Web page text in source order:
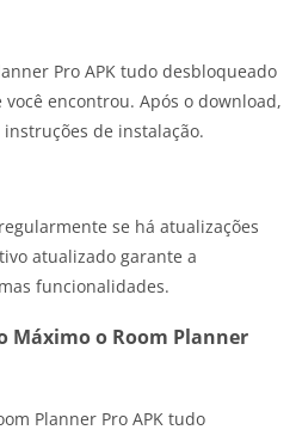
Pro APK tudo desbloqueado
encontrou. Após o download,
de instalação.
se há atualizações
atualizado garante a
funcionalidades.
Máximo o Room Planner
Planner Pro APK tudo